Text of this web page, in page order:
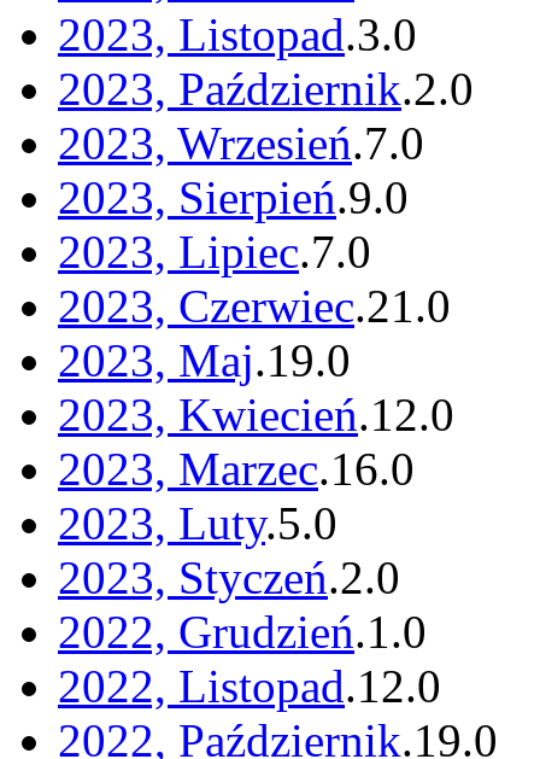
2023, Listopad.3.0
2023, Październik.2.0
2023, Wrzesień.7.0
2023, Sierpień.9.0
2023, Lipiec.7.0
2023, Czerwiec.21.0
2023, Maj.19.0
2023, Kwiecień.12.0
2023, Marzec.16.0
2023, Luty.5.0
2023, Styczeń.2.0
2022, Grudzień.1.0
2022, Listopad.12.0
2022, Październik.19.0